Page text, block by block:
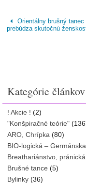
Orientálny brušný tanec
prebúdza skutočnú
Kategórie článkov
! Akcie ! (2)
"Konšpiračné teórie"
ARO, Chrípka (80)
BIO-logická –
Breathariánstvo,
Brušné tance (5)
Bylinky (36)